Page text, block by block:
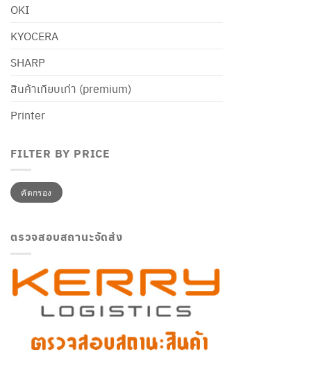
OKI
KYOCERA
SHARP
สินค้าเทียบเท่า (premium)
Printer
FILTER BY PRICE
ราคา
ต่ำ
สุด
ราคา
สูงสุดคัดกรอง
ตรวจสอบสถานะจัดส่ง